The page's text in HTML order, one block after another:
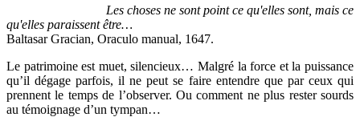
Les choses ne sont point ce qu'elles sont, mais ce
qu'elles paraissent être…
Baltasar Gracian, Oraculo manual, 1647.
Le patrimoine est muet, silencieux… Malgré la force et la puissance
qu’il dégage parfois, il ne peut se faire entendre que par ceux qui
prennent le temps de l’observer. Ou comment ne plus rester sourds
au témoignage d’un tympan…